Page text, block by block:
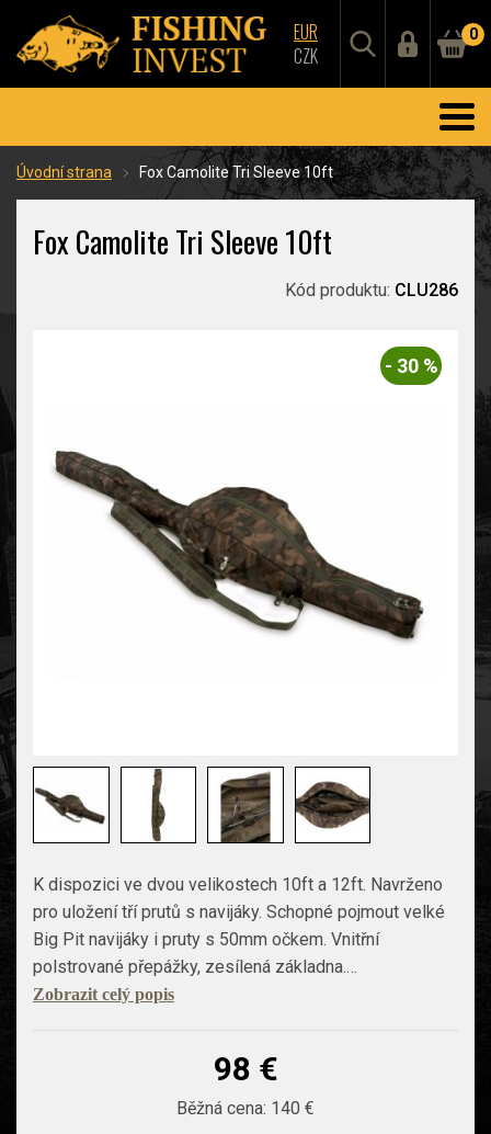
EUR
CZK
0
Úvodní strana Fox Camolite Tri Sleeve 10ft
Fox Camolite Tri Sleeve 10ft
Kód produktu: CLU286
- 30 %
K dispozici ve dvou velikostech 10ft a 12ft. Navrženo
pro uložení tří prutů s navijáky. Schopné pojmout velké
Big Pit navijáky i pruty s 50mm očkem. Vnitřní
polstrované přepážky, zesílená základna.…
Zobrazit celý popis
98 €
Běžná cena: 140 €